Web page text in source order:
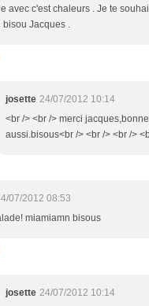
avec c'est chaleurs . Je te
bisou Jacques .
josette 24/07/2012 10:14
<br /> <br /> merci
aussi.bisous<br /> <br /> <br />
07/2012 08:53
miamiamn bisous
josette 24/07/2012 10:14